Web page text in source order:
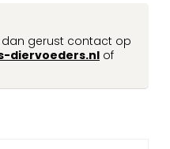
dan gerust contact op
diervoeders.nl of